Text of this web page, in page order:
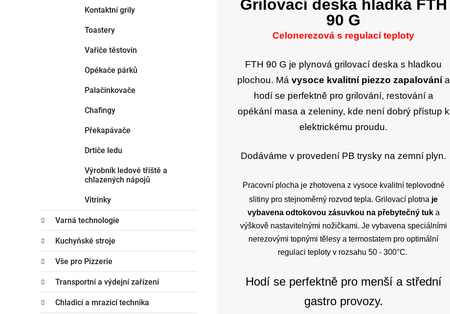
Kontaktní grily
Toastery
Vařiče těstovin
Opékače párků
Palačinkovače
Chafingy
Překapávače
Drtiče ledu
Výrobník ledové tříště a
chlazených nápojů
Vitrinky
Varná technologie
Kuchyňské stroje
Vše pro Pizzerie
Transportní a výdejní zařízení
Chladicí a mrazicí technika
Grilovací deska hladká FTH
90 G
Celonerezová s regulací teploty
FTH 90 G je plynová grilovací deska s hladkou
plochou. Má vysoce kvalitní piezzo zapalovánía
hodí se perfektně pro grilování, restování a
opékání masa a zeleniny, kde není dobrý přístup k
elektrickému proudu.
Dodáváme v provedení PB trysky na zemní plyn.
Pracovní plocha je zhotovena z vysoce kvalitní teplovodné
slitiny pro stejnoměrný rozvod tepla. Grilovací plotna je
vybavena odtokovou zásuvkou na přebytečný tuka
výškově nastavitelnými nožičkami. Je vybavena speciálními
nerezovými topnými tělesy a termostatem pro optimální
regulaci teploty v rozsahu 50 - 300°C.
Hodí se perfektně pro menší a střední
gastro provozy.